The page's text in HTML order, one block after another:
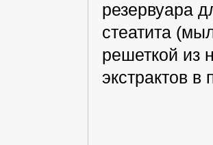
резервуара
стеатита
решеткой из
экстрактов в